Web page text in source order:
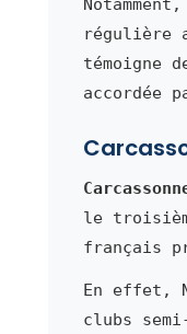
régulière
témoigne
accordée
le
français
En effet,
clubs